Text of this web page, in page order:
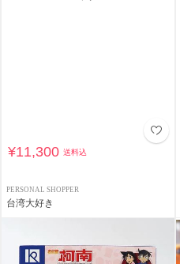
¥11,300送料込
PERSONAL SHOPPER
台湾大好き